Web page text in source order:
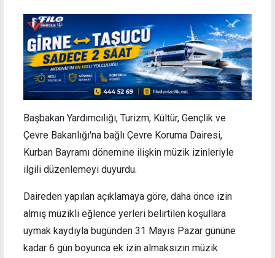
Başbakan Yardımcılığı, Turizm, Kültür, Gençlik ve
Çevre Bakanlığı'na bağlı Çevre Koruma Dairesi,
Kurban Bayramı dönemine ilişkin müzik izinleriyle
ilgili düzenlemeyi duyurdu.
Daireden yapılan açıklamaya göre, daha önce izin
almış müzikli eğlence yerleri belirtilen koşullara
uymak kaydıyla bugünden 31 Mayıs Pazar gününe
kadar 6 gün boyunca ek izin almaksızın müzik